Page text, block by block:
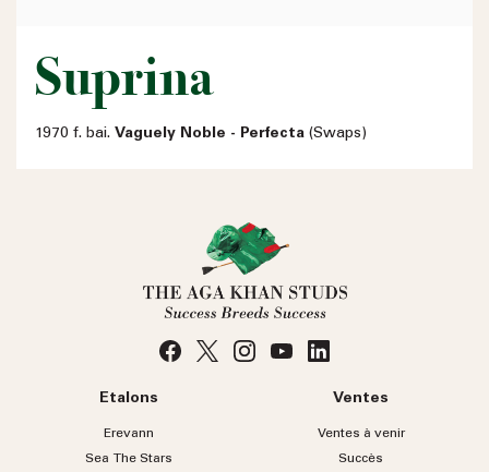
Suprina
1970 f. bai. Vaguely Noble - Perfecta (Swaps)
Etalons
Erevann
Sea TheStars
Ventes
Ventes à venir
Succès